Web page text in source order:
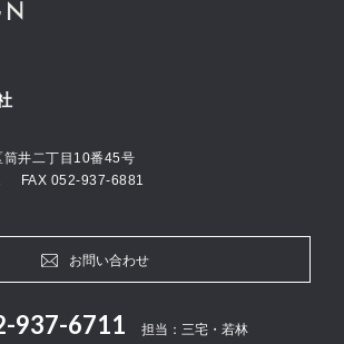
井二丁目10番45号
FAX 052-937-6881
お問い合わせ
937-6711 担当：三宅・若林